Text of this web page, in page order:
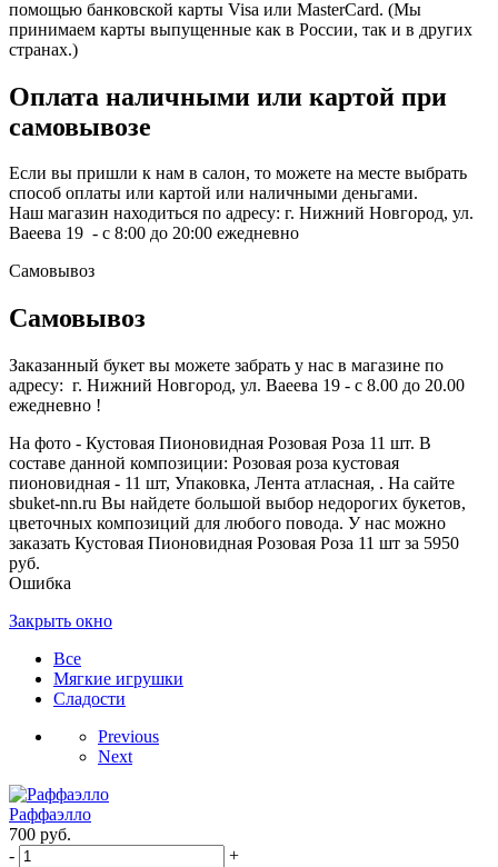
помощью банковской карты Visa или MasterCard. (Мы
принимаем карты выпущенные как в России, так и в других
странах.)
Оплата наличными или картой при
самовывозе
Если вы пришли к нам в салон, то можете на месте выбрать
способ оплаты или картой или наличными деньгами.
Наш магазин находиться по адресу: г. Нижний Новгород, ул.
Ваеева 19 - с 8:00 до 20:00 ежедневно
Самовывоз
Самовывоз
Заказанный букет вы можете забрать у нас в магазине по
адресу: г. Нижний Новгород, ул. Ваеева 19 - с 8.00 до 20.00
ежедневно !
На фото - Кустовая Пионовидная Розовая Роза 11 шт. В
составе данной композиции: Розовая роза кустовая
пионовидная - 11 шт, Упаковка, Лента атласная, . На сайте
sbuket-nn.ru Вы найдете большой выбор недорогих букетов,
цветочных композиций для любого повода. У нас можно
заказать Кустовая Пионовидная Розовая Роза 11 шт за 5950
руб.
Ошибка
Закрыть окно
Все
Мягкие игрушки
Сладости
Previous
Next
Раффаэлло
700 руб.
-
+